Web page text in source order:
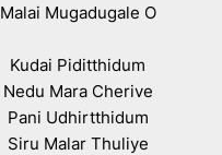
Malai Mugadugale O
Kudai Piditthidum
Nedu Mara Cherive
Pani Udhirtthidum
Siru Malar Thuliye